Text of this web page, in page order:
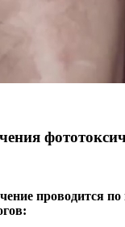
проводится по